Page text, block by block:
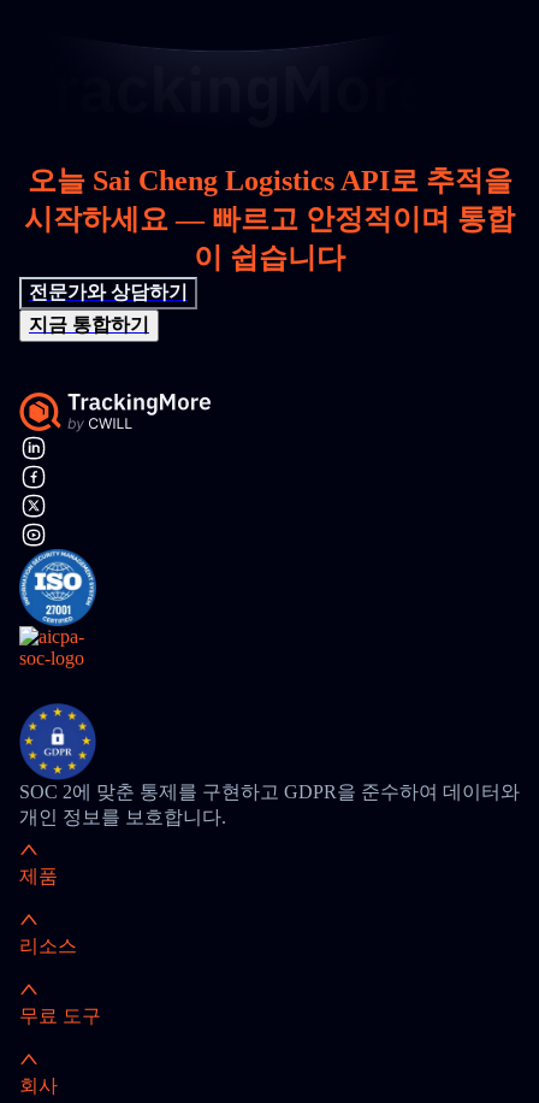
오늘 Sai Cheng Logistics API로 추적을
시작하세요 — 빠르고 안정적이며 통합
이 쉽습니다
전문가와 상담하기
지금 통합하기
SOC 2에 맞춘 통제를 구현하고 GDPR을 준수하여 데이터와
개인 정보를 보호합니다.
제품
리소스
무료 도구
회사